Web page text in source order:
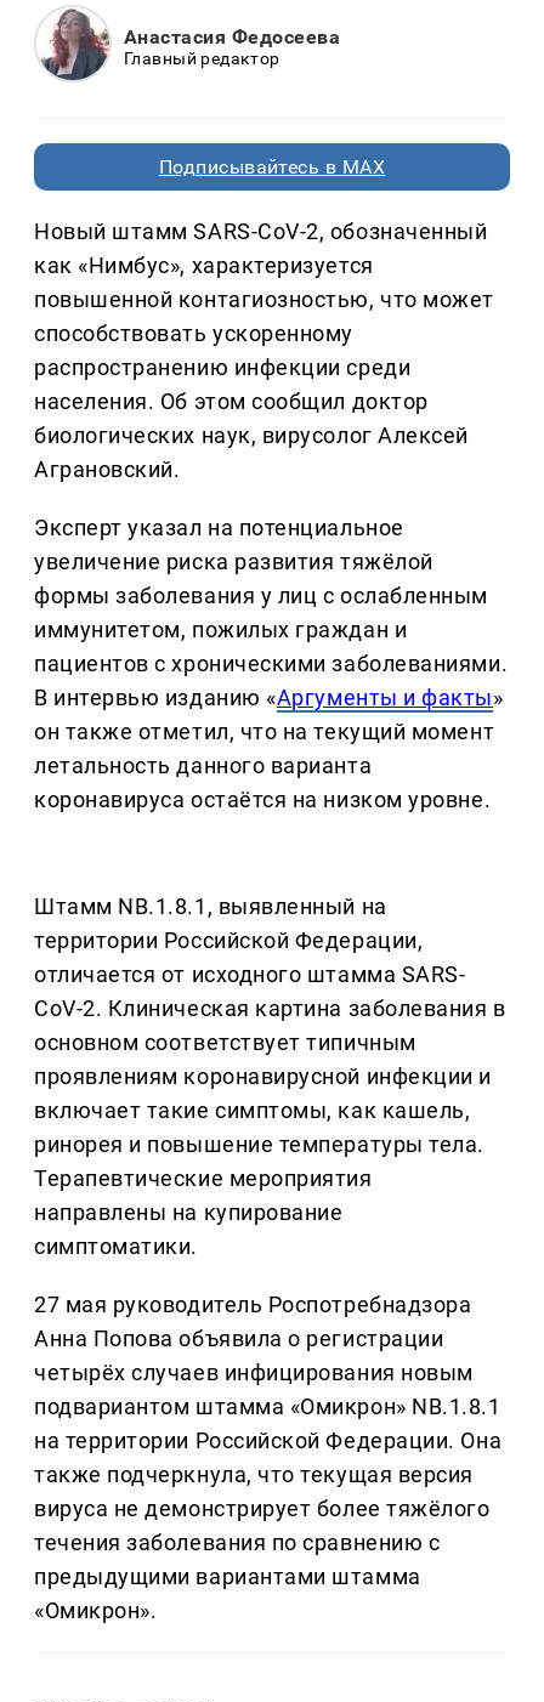
Анастасия Федосеева
Главный редактор
Подписывайтесь в MAX
Новый штамм SARS-CoV-2, обозначенный
как «Нимбус», характеризуется
повышенной контагиозностью, что может
способствовать ускоренному
распространению инфекции среди
населения. Об этом сообщил доктор
биологических наук, вирусолог Алексей
Аграновский.
Эксперт указал на потенциальное
увеличение риска развития тяжёлой
формы заболевания у лиц с ослабленным
иммунитетом, пожилых граждан и
пациентов с хроническими заболеваниями.
В интервью изданию «Аргументы и факты»
он также отметил, что на текущий момент
летальность данного варианта
коронавируса остаётся на низком уровне.
Штамм NB.1.8.1, выявленный на
территории Российской Федерации,
отличается от исходного штамма SARS-
CoV-2. Клиническая картина заболевания в
основном соответствует типичным
проявлениям коронавирусной инфекции и
включает такие симптомы, как кашель,
ринорея и повышение температуры тела.
Терапевтические мероприятия
направлены на купирование
симптоматики.
27 мая руководитель Роспотребнадзора
Анна Попова объявила о регистрации
четырёх случаев инфицирования новым
подвариантом штамма «Омикрон» NB.1.8.1
на территории Российской Федерации. Она
также подчеркнула, что текущая версия
вируса не демонстрирует более тяжёлого
течения заболевания по сравнению с
предыдущими вариантами штамма
«Омикрон».